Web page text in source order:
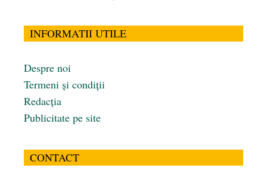
INFORMATII UTILE
Despre noi
Termeni și condiții
Redacția
Publicitate pe site
CONTACT